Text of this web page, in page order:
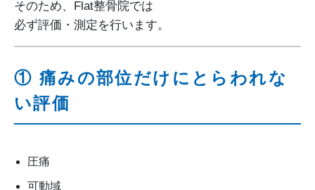
そのため、Flat整骨院では
必ず評価・測定を行います。
① 痛みの部位だけにとらわれな
い評価
圧痛
可動域